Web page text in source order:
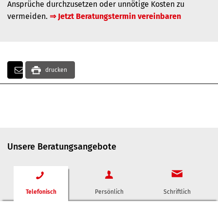
Ansprüche durchzusetzen oder unnötige Kosten zu
vermeiden. ⇒ Jetzt Beratungstermin vereinbaren
drucken
Unsere Beratungsangebote
Telefonisch Persönlich Schriftlich